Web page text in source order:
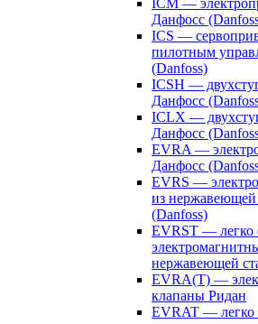
ICM —
Данфосс
ICS —
пилотным
(Danfoss)
ICSH —
Данфосс
ICLX —
Данфосс
EVRA —
Данфосс
EVRS —
из нержавеющей
(Danfoss)
EVRST —
нержавеющей
EVRA(T) —
клапаны Ридан
EVRAT —